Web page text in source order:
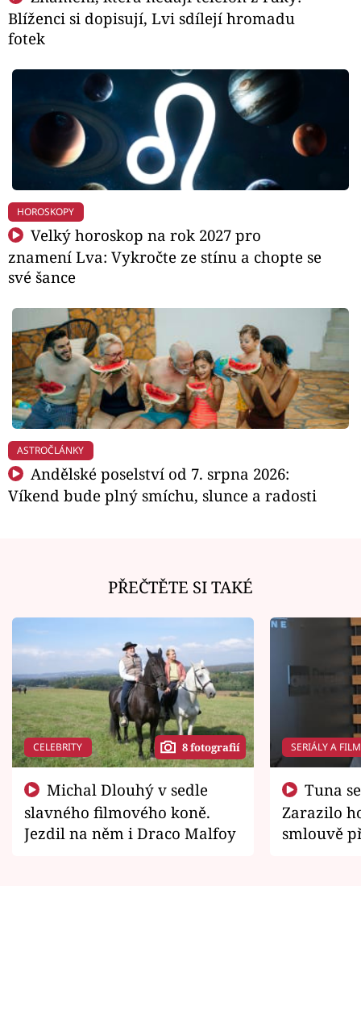
Blíženci si dopisují, Lvi sdílejí hromadu
fotek
HOROSKOPY
Velký horoskop na rok 2027 pro
znamení Lva: Vykročte ze stínu a chopte se
své šance
ASTROČLÁNKY
Andělské poselství od 7. srpna 2026:
Víkend bude plný smíchu, slunce a radosti
PŘEČTĚTE SI TAKÉ
CELEBRITY 8 fotografií
slavného filmového koně.
Jezdil na něm i Draco Malfoy
SERIÁLY A
Zarazilo
smlouvě